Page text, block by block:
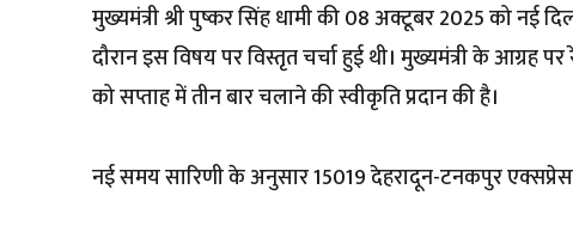
मुख्यमंत्री श्री पुष्कर सिंह धामी की 08 अक्टूबर 2025 को नई
दौरान इस विषय पर विस्तृत चर्चा हुई थी। मुख्यमंत्री के आग्रह
को सप्ताह में तीन बार चलाने की स्वीकृति प्रदान की है।
नई समय सारिणी के अनुसार 15019 देहरादून-टनकपुर